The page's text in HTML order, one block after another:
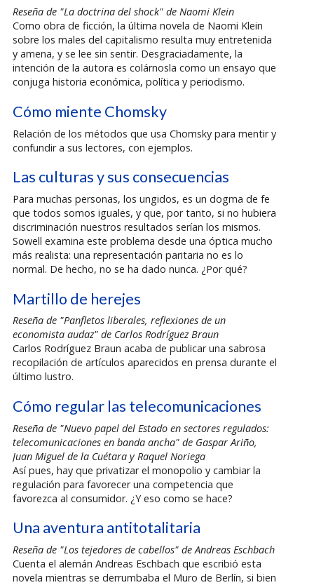
Reseña de "La doctrina del shock" de Naomi Klein
Como obra de ficción, la última novela de Naomi Klein
sobre los males del capitalismo resulta muy entretenida
y amena, y se lee sin sentir. Desgraciadamente, la
intención de la autora es colárnosla como un ensayo que
conjuga historia económica, política y periodismo.
Cómo miente Chomsky
Relación de los métodos que usa Chomsky para mentir y
confundir a sus lectores, con ejemplos.
Las culturas y sus consecuencias
Para muchas personas, los ungidos, es un dogma de fe
que todos somos iguales, y que, por tanto, si no hubiera
discriminación nuestros resultados serían los mismos.
Sowell examina este problema desde una óptica mucho
más realista: una representación paritaria no es lo
normal. De hecho, no se ha dado nunca. ¿Por qué?
Martillo de herejes
Reseña de "Panfletos liberales, reflexiones de un
economista audaz" de Carlos Rodríguez Braun
Carlos Rodríguez Braun acaba de publicar una sabrosa
recopilación de artículos aparecidos en prensa durante el
último lustro.
Cómo regular las telecomunicaciones
Reseña de "Nuevo papel del Estado en sectores regulados:
telecomunicaciones en banda ancha" de Gaspar Ariño,
Juan Miguel de la Cuétara y Raquel Noriega
Así pues, hay que privatizar el monopolio y cambiar la
regulación para favorecer una competencia que
favorezca al consumidor. ¿Y eso como se hace?
Una aventura antitotalitaria
Reseña de "Los tejedores de cabellos" de Andreas Eschbach
Cuenta el alemán Andreas Eschbach que escribió esta
novela mientras se derrumbaba el Muro de Berlín, si bien